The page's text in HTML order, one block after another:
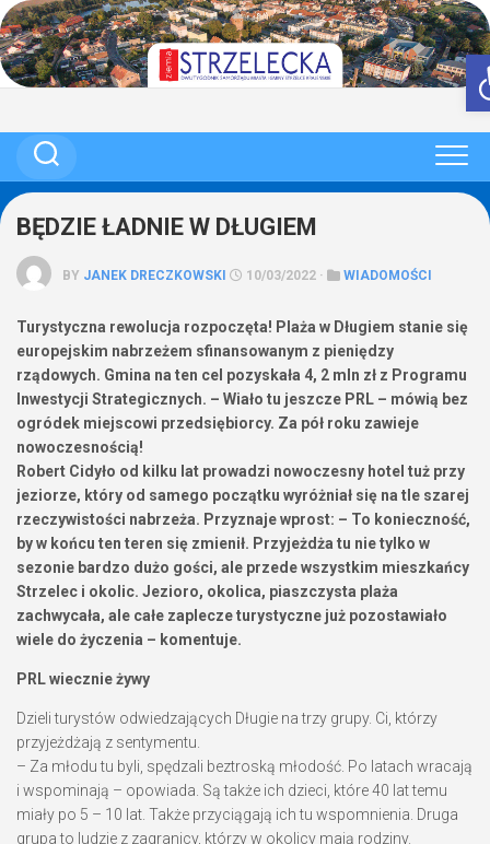
Skip
to
content
BĘDZIE ŁADNIE W DŁUGIEM
BY JANEK DRECZKOWSKI 10/03/2022 · WIADOMOŚCI
Turystyczna rewolucja rozpoczęta! Plaża w Długiem stanie się
europejskim nabrzeżem sfinansowanym z pieniędzy
rządowych. Gmina na ten cel pozyskała 4, 2 mln zł z Programu
Inwestycji Strategicznych. – Wiało tu jeszcze PRL – mówią bez
ogródek miejscowi przedsiębiorcy. Za pół roku zawieje
nowoczesnością!
Robert Cidyło od kilku lat prowadzi nowoczesny hotel tuż przy
jeziorze, który od samego początku wyróżniał się na tle szarej
rzeczywistości nabrzeża. Przyznaje wprost: – To konieczność,
by w końcu ten teren się zmienił. Przyjeżdża tu nie tylko w
sezonie bardzo dużo gości, ale przede wszystkim mieszkańcy
Strzelec i okolic. Jezioro, okolica, piaszczysta plaża
zachwycała, ale całe zaplecze turystyczne już pozostawiało
wiele do życzenia – komentuje.
PRL wiecznie żywy
Dzieli turystów odwiedzających Długie na trzy grupy. Ci, którzy
przyjeżdżają z sentymentu.
– Za młodu tu byli, spędzali beztroską młodość. Po latach wracają
i wspominają – opowiada. Są także ich dzieci, które 40 lat temu
miały po 5 – 10 lat. Także przyciągają ich tu wspomnienia. Druga
grupa to ludzie z zagranicy, którzy w okolicy mają rodziny.